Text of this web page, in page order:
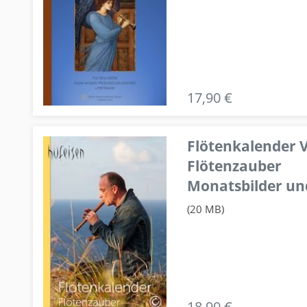
17,90 €
Flötenkalender
Flötenzauber
Monatsbilder
(20 MB)